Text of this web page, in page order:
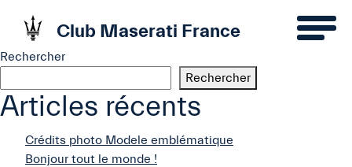
Club Maserati France
Rechercher
Rechercher
Articles récents
Crédits photo Modele emblématique
Bonjour tout le monde !